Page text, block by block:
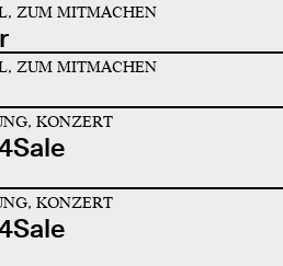
ZUM MITMACHEN
ZUM MITMACHEN
KONZERT
KONZERT